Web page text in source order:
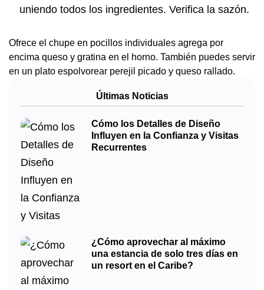
uniendo todos los ingredientes. Verifica la sazón.
Ofrece el chupe en pocillos individuales agrega por
encima queso y gratina en el horno. También puedes servir
en un plato espolvorear perejil picado y queso rallado.
Últimas Noticias
Cómo los Detalles de Diseño
Influyen en la Confianza y Visitas
Recurrentes
¿Cómo aprovechar al máximo
una estancia de solo tres días en
un resort en el Caribe?